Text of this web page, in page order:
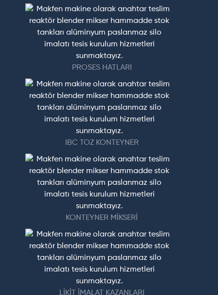
PROSES HATLARI
IBC TOZ KONTEYNER
KONTEYNER MİKSERİ
LİKİT İMALAT KAZANLARI